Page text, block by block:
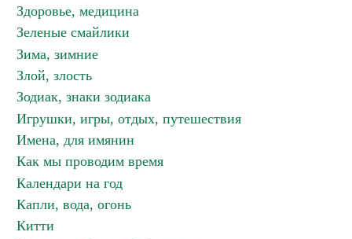
Здоровье, медицина
Зеленые смайлики
Зима, зимние
Злой, злость
Зодиак, знаки зодиака
Игрушки, игры, отдых, путешествия
Имена, для имянин
Как мы проводим время
Календари на год
Капли, вода, огонь
Китти